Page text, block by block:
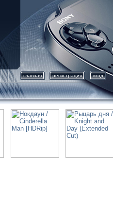
главная регистрация вход